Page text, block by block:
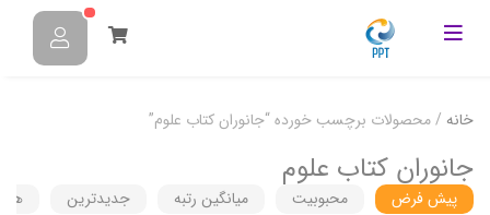
خانه / محصولات برچسب خورده “جانوران کتاب علوم”
جانوران کتاب علوم
پیش فرض محبوبیت میانگین رتبه جدیدترین